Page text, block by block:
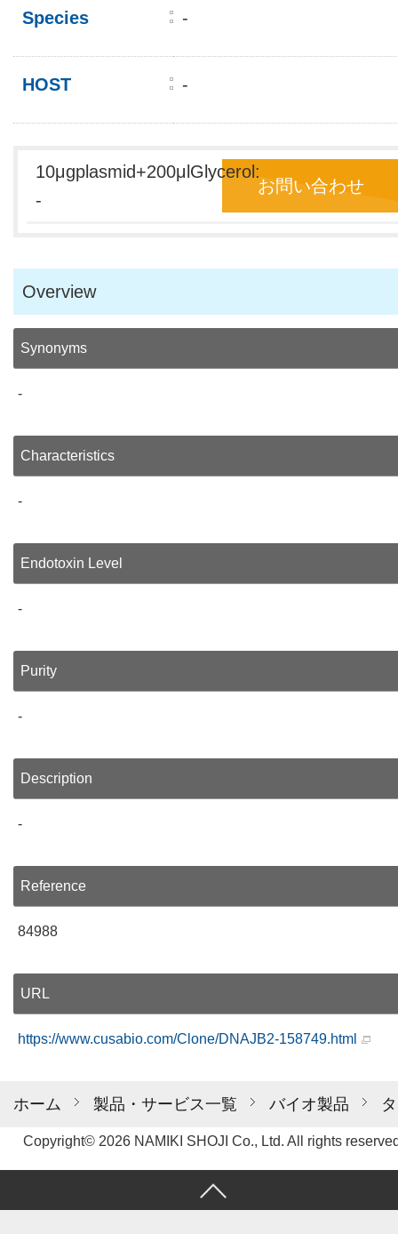
ホーム 製品・サービス一覧 バイオ製品
Species -
HOST -
10μgplasmid+200μlGlycerol:
-
お問い合わせ
Overview
Synonyms
-
Characteristics
-
Endotoxin Level
-
Purity
-
Description
-
Reference
84988
URL
https://www.cusabio.com/Clone/DNAJB2-158749.html
Copyright© 2026 NAMIKI SHOJI Co., Ltd. All rights